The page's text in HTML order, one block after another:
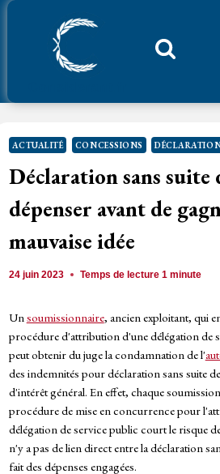
Aller
ACTUALITÉ CONCESSIONS
Déclaration sans suite
dépenser avant de
mauvaise idée
24 juin 2023 Temps de lecture1 minute
Unsoumissionnaire, ancien exploitant, qui
procédure d'attribution d'une délégation de
peut obtenir du juge la condamnation de l'
des indemnités pour déclaration sans suite
d'intérêt général. En effet, chaque
procédure de mise en concurrence pour
délégation de service public court le risque
n'y a pas de lien direct entre la déclaration
fait des dépenses engagées.